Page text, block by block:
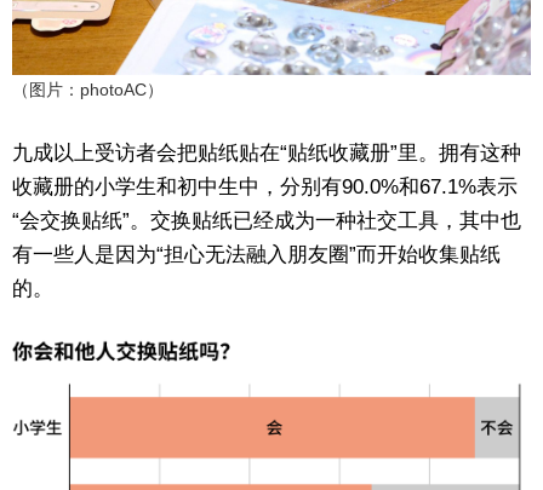
（图片：photoAC）
九成以上受访者会把贴纸贴在“贴纸收藏册”里。拥有这种
收藏册的小学生和初中生中，分别有90.0%和67.1%表示
“会交换贴纸”。交换贴纸已经成为一种社交工具，其中也
有一些人是因为“担心无法融入朋友圈”而开始收集贴纸
的。